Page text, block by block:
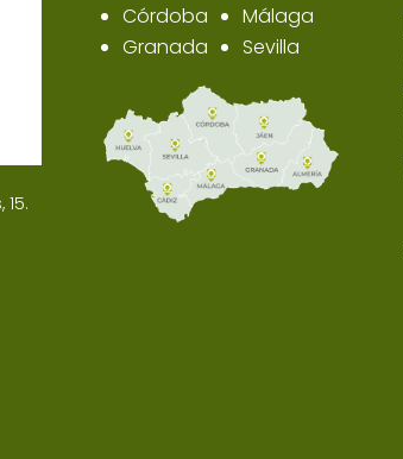
Córdoba
Granada
Málaga
Sevilla